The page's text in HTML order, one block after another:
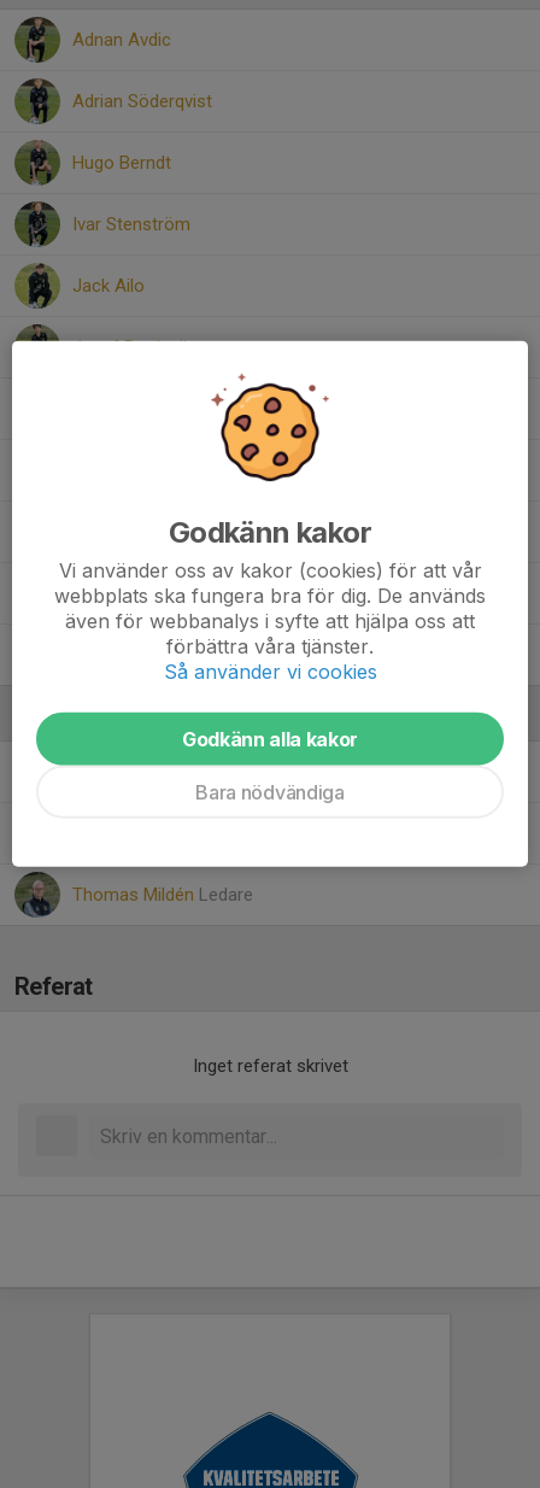
Adnan Avdic
Adrian Söderqvist
Hugo Berndt
Ivar Stenström
Jack Ailo
Josef Bardaqji
Omer Ramadani
Sandro Litrić
William Molander
Ledare
Andreas ForsbergLedare
Thomas Mildén Ledare
Referat
Inget referat skrivet
Godkänn kakor
Vi använder oss av kakor (cookies) för att vår
webbplats ska fungera bra för dig. De används
även för webbanalys i syfte att hjälpa oss att
förbättra våra tjänster.
Så använder vi cookies
Godkänn alla kakor
Bara nödvändiga